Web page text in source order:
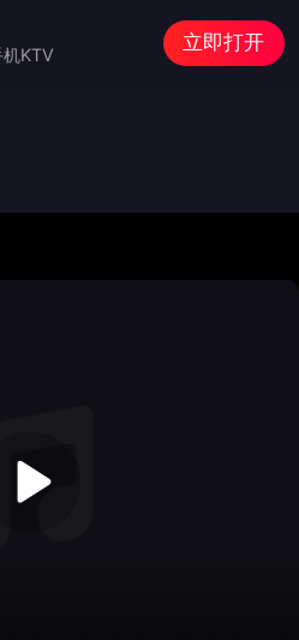
KTV
立即打开